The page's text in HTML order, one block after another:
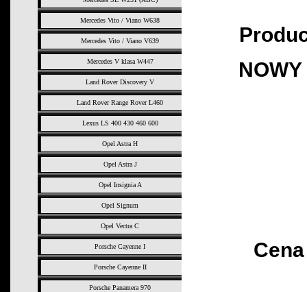
Mercedes Vito / Viano W638
Mercedes Vito / Viano V639
Mercedes V klasa W447
Land Rover Discovery V
Land Rover Range Rover L460
Lexus LS 400 430 460 600
Opel Astra H
Opel Astra J
Opel Insignia A
Opel Signum
Opel Vectra C
Porsche Cayenne I
Porsche Cayenne II
Porsche Panamera 970